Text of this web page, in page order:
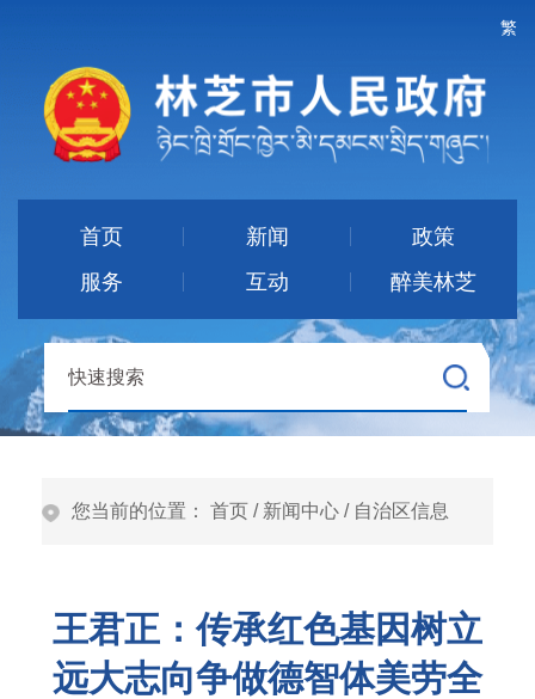
繁
首页 新闻
政策
服务
互动 醉美林芝
您当前的位置： 首页 / 新闻中心 / 自治区信息
王君正：传承红色基因树立
远大志向争做德智体美劳全